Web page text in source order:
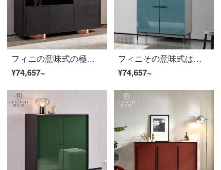
フィニの意味式の極簡単な岩板の食事の辺のキャビネットのデザイナーのレストランのアイデアの煙はどんぐりの木をいぶして過分に酒のキャビネットの食事を収めます。
¥74,657~
フィニその意味式はきわめて簡単で、両門のサイドテーブルは壁のデザイナーの青い超薄の重箱に頼って、現代レストランの家具デザイナーのサイドキャビネットFirenzeイタリア式はきわめて簡単です。
¥74,657~